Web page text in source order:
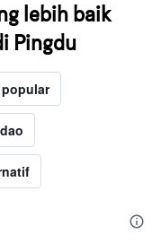
lebih baik
Pingdu